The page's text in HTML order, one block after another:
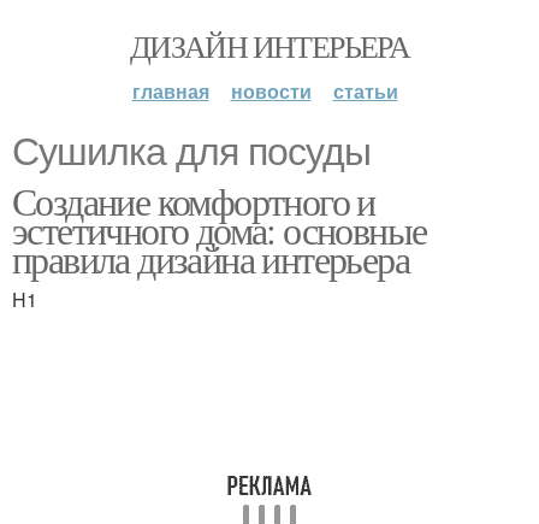
ДИЗАЙН ИНТЕРЬЕРА
главная новости статьи
Сушилка для посуды
Создание комфортного и
эстетичного дома: основные
правила дизайна интерьера
H1